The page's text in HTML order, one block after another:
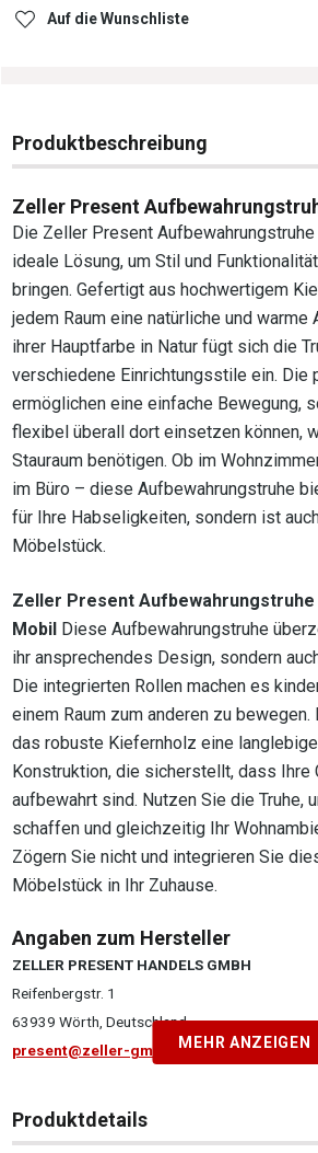
Auf die Wunschliste
Produktbeschreibung
Zeller Present
Die Zeller Present
ideale Lösung, um Stil und
bringen. Gefertigt aus hochwertigem
jedem Raum eine natürliche und warme
ihrer Hauptfarbe in Natur fügt sich die
verschiedene Einrichtungsstile ein. Die
ermöglichen eine einfache Bewegung,
flexibel überall dort einsetzen können,
Stauraum benötigen. Ob im
im Büro – diese Aufbewahrungstruhe
für Ihre Habseligkeiten, sondern ist
Möbelstück.
Zeller Present
Mobil Diese Aufbewahrungstruhe
ihr ansprechendes Design, sondern
Die integrierten Rollen machen es
einem Raum zum anderen zu
das robuste Kiefernholz eine
Konstruktion, die sicherstellt, dass Ihre
aufbewahrt sind. Nutzen Sie die Truhe,
schaffen und gleichzeitig Ihr
Zögern Sie nicht und integrieren Sie
Möbelstück in Ihr Zuhause.
Angaben zum Hersteller
ZELLER PRESENT HANDELS GMBH
Reifenbergstr. 1
63939 Wörth, Deutschland
present@zeller-gmbh.comMEHR ANZEIGEN
Produktdetails